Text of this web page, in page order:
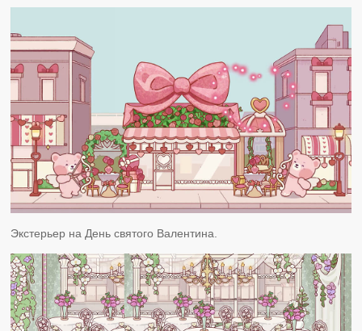
Экстерьер на День святого Валентина.